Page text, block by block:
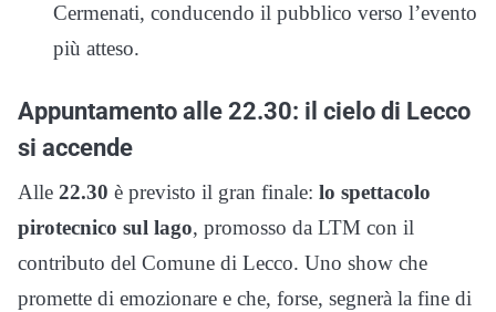
Cermenati, conducendo il pubblico verso l’evento
più atteso.
Appuntamento alle 22.30: il cielo di Lecco
si accende
Alle 22.30 è previsto il gran finale: lo spettacolo
pirotecnico sul lago, promosso da LTM con il
contributo del Comune di Lecco. Uno show che
promette di emozionare e che, forse, segnerà la fine di